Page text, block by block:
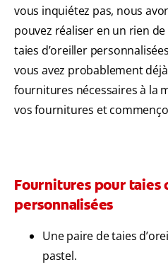
vous inquiétez pas, nous
pouvez réaliser en un rien
taies d’oreiller
vous avez probablement
fournitures nécessaires à la
vos fournitures et
Fournitures pour taies
personnalisées
Une paire de taies
pastel.